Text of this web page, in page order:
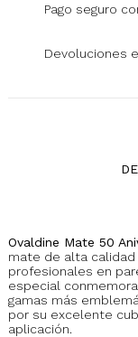
Pago seguro
Devoluciones
Ovaldine Mate 50
mate de alta
profesionales en
especial
gamas más
por su excelente
aplicación.